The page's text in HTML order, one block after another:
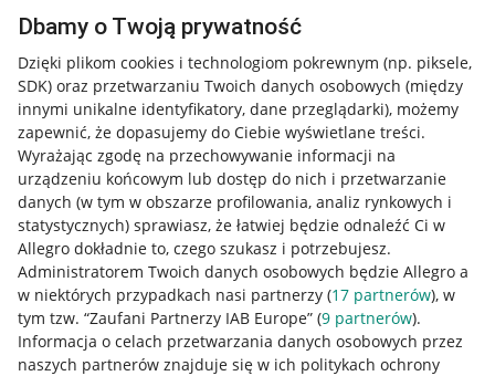
Dbamy o Twoją prywatność
Dzięki plikom cookies i technologiom pokrewnym (np. piksele,
SDK) oraz przetwarzaniu Twoich danych osobowych (między
innymi unikalne identyfikatory, dane przeglądarki), możemy
zapewnić, że dopasujemy do Ciebie wyświetlane treści.
Wyrażając zgodę na przechowywanie informacji na
urządzeniu końcowym lub dostęp do nich i przetwarzanie
danych (w tym w obszarze profilowania, analiz rynkowych i
statystycznych) sprawiasz, że łatwiej będzie odnaleźć Ci w
Allegro dokładnie to, czego szukasz i potrzebujesz.
Administratorem Twoich danych osobowych będzie Allegro a
w niektórych przypadkach nasi partnerzy (17 partnerów), w
tym tzw. “Zaufani Partnerzy IAB Europe” (9 partnerów).
Informacja o celach przetwarzania danych osobowych przez
naszych partnerów znajduje się w ich politykach ochrony
Przydatne informacje